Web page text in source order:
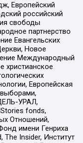
Европейский
российский
свободы
партнерство
Евангельских
Новое
Международный
христианское
Европейская
УРАЛ,
fonds,
Отношений,
имени Генриха
The Insider, Институт